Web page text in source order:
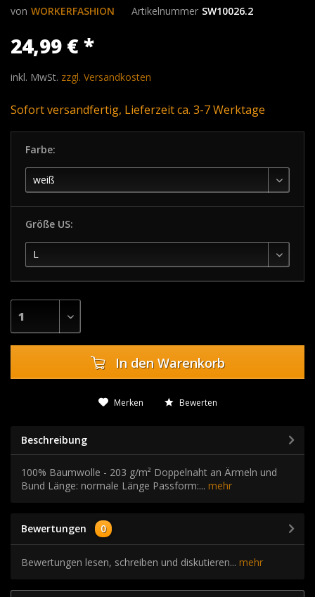
von WORKERFASHION Artikelnummer SW10026.2
24,99 € *
inkl. MwSt. zzgl. Versandkosten
Sofort versandfertig, Lieferzeit ca. 3-7 Werktage
Farbe:
Größe US:
In den Warenkorb
Merken Bewerten
Beschreibung
100% Baumwolle - 203 g/m² Doppelnaht an Ärmeln und
Bund Länge: normale Länge Passform:... mehr
Bewertungen 0
Bewertungen lesen, schreiben und diskutieren... mehr